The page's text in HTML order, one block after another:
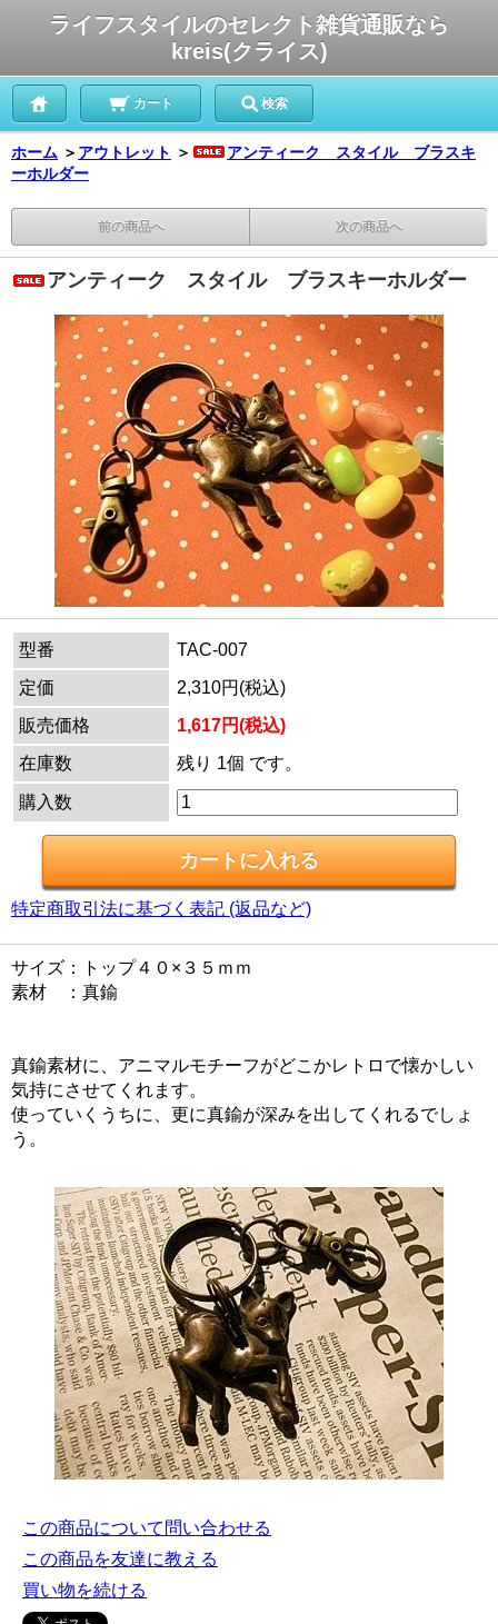
ライフスタイルのセレクト雑貨通販なら
kreis(クライス)
カート 検索
ホーム ＞ アウトレット ＞
アンティーク スタイル ブラスキ
ーホルダー
前の商品へ 次の商品へ
アンティーク スタイル ブラスキーホルダー
型番
TAC-007
定価
2,310円(税込)
販売価格
1,617円(税込)
在庫数
残り 1個 です。
購入数
特定商取引法に基づく表記 (返品など)
サイズ：トップ４０×３５ｍｍ
素材 ：真鍮
真鍮素材に、アニマルモチーフがどこかレトロで懐かしい
気持にさせてくれます。
使っていくうちに、更に真鍮が深みを出してくれるでしょ
う。
この商品について問い合わせる
この商品を友達に教える
買い物を続ける